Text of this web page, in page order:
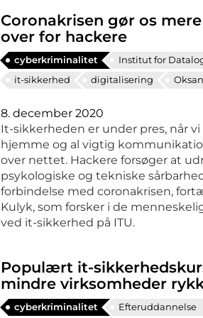
Coronakrisen gør os
over for hackere
cyberkriminalitet
Institut for
it-sikkerhed
digitalisering
8. december 2020
It-sikkerheden er under pres, når
hjemme og al vigtig
over nettet. Hackere forsøger at
psykologiske og tekniske
forbindelse med coronakrisen,
Kulyk, som forsker i de
ved it-sikkerhed på ITU.
Populært it-
mindre virksomheder
cyberkriminalitet Efteruddannelse